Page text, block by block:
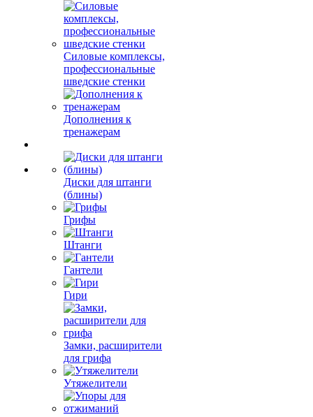
Силовые комплексы,
профессиональные
шведские стенки
Дополнения к
тренажерам
Диски для штанги
(блины)
Грифы
Штанги
Гантели
Гири
Замки, расширители
для грифа
Утяжелители